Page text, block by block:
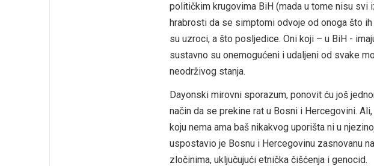
političkim krugovima BiH (mada u tome nisu svi
hrabrosti da se simptomi odvoje od onoga što
su uzroci, a što posljedice. Oni koji – u BiH -
sustavno su onemogućeni i udaljeni od svake
neodrživog stanja.
Dayonski mirovni sporazum, ponovit ću još
način da se prekine rat u Bosni i Hercegovini.
koju nema ama baš nikakvog uporišta ni u
uspostavio je Bosnu i Hercegovinu zasnovanu
zločinima, uključujući etnička čišćenja i genocid.